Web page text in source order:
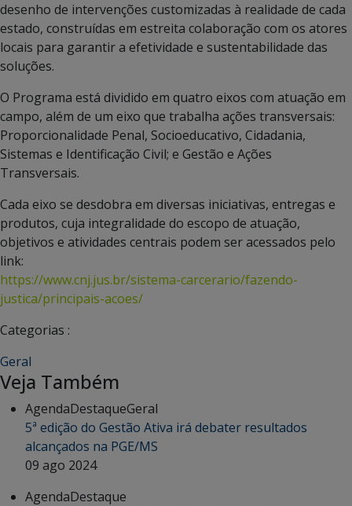
desenho de intervenções customizadas à realidade de cada
estado, construídas em estreita colaboração com os atores
locais para garantir a efetividade e sustentabilidade das
soluções.
O Programa está dividido em quatro eixos com atuação em
campo, além de um eixo que trabalha ações transversais:
Proporcionalidade Penal, Socioeducativo, Cidadania,
Sistemas e Identificação Civil; e Gestão e Ações
Transversais.
Cada eixo se desdobra em diversas iniciativas, entregas e
produtos, cuja integralidade do escopo de atuação,
objetivos e atividades centrais podem ser acessados pelo
link:
https://www.cnj.jus.br/sistema-carcerario/fazendo-
justica/principais-acoes/
Categorias :
Geral
Veja Também
AgendaDestaqueGeral
5ª edição do Gestão Ativa irá debater resultados
alcançados na PGE/MS
09 ago 2024
AgendaDestaque